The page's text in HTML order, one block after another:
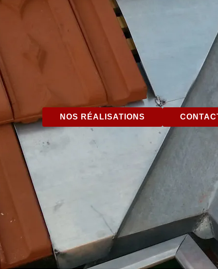
NOS RÉALISATIONS